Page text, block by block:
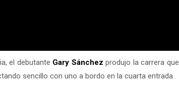
el debutante Gary Sánchez produjo la carrera que
sencillo con uno a bordo en la cuarta entrada.